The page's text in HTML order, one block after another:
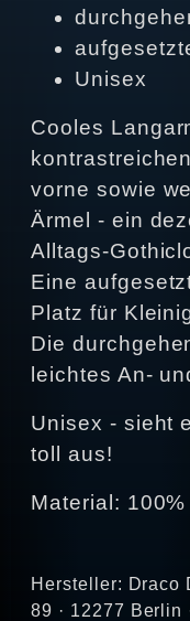
Unisex
Cooles
vorne sowie
Ärmel - ein
Alltags-
Eine
Platz für
Die
leichtes An-
Unisex - sieht
toll aus!
Material:
Hersteller: Draco
89 · 12277 Berlin